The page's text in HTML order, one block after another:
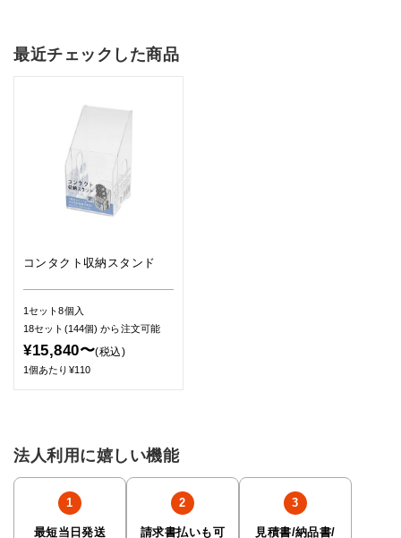
最近チェックした商品
コンタクト収納スタンド
1セット8個入
18セット(144個)から注文可能
¥15,840〜(税込)
1個あたり¥110
法人利用に嬉しい機能
最短当日発送 請求書払いも可 見積書/納品書/